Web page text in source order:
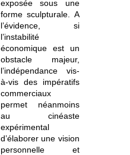
exposée sous une
forme sculpturale. A
l’évidence, si
l’instabilité
économique est un
obstacle majeur,
l’indépendance vis-
à-vis des impératifs
commerciaux
permet néanmoins
au cinéaste
expérimental
d’élaborer une vision
personnelle et